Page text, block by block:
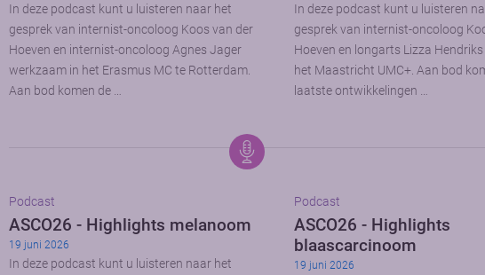
In deze podcast kunt u luisteren naar het
gesprek van internist-oncoloog Koos van der
Hoeven en internist-oncoloog Agnes Jager
werkzaam in het Erasmus MC te Rotterdam.
Aan bod komen de …
In deze podcast kunt u luisteren
gesprek van internist-oncoloog
Hoeven en longarts Lizza
het Maastricht UMC+. Aan bod
laatste ontwikkelingen …
Podcast
ASCO26 - Highlights melanoom
19 juni 2026
In deze podcast kunt u luisteren naar het
Podcast
ASCO26 - Highlights
blaascarcinoom
19 juni 2026